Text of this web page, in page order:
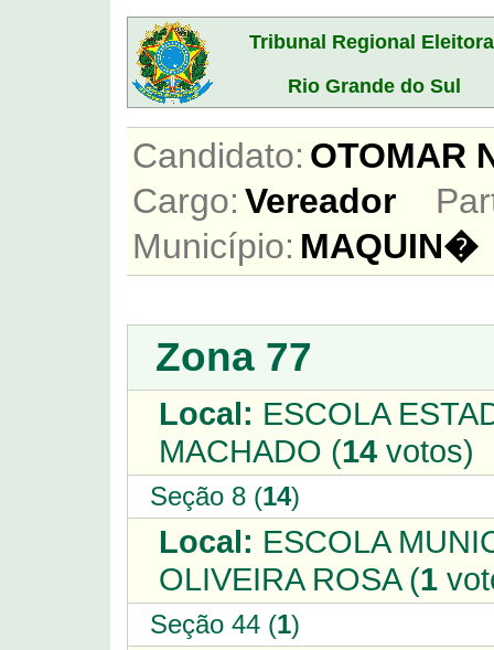
Tribunal Regional
Rio Grande do Sul
Candidato: OTOMAR
Cargo: Vereador
Município: MAQUIN�
Zona 77
Local: ESCOLA
MACHADO (14 votos)
Seção 8 (14)
Local: ESCOLA
OLIVEIRA ROSA (1
Seção 44 (1)